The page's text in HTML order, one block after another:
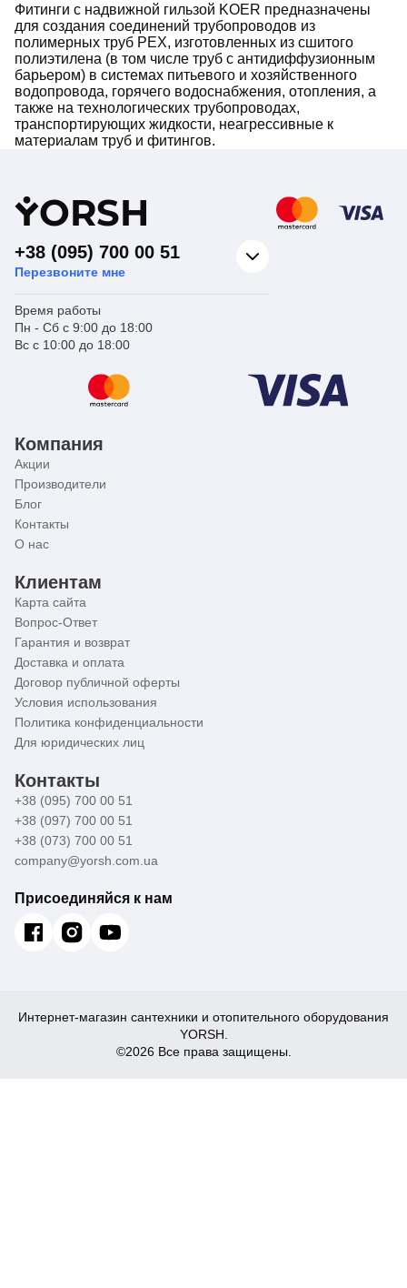
Фитинги с надвижной гильзой KOER предназначены
для создания соединений трубопроводов из
полимерных труб PEX, изготовленных из сшитого
полиэтилена (в том числе труб с антидиффузионным
барьером) в системах питьевого и хозяйственного
водопровода, горячего водоснабжения, отопления, а
также на технологических трубопроводах,
транспортирующих жидкости, неагрессивные к
материалам труб и фитингов.
YORSH
+38 (095) 700 00 51
Перезвоните мне
Время работы
Пн - Сб с 9:00 до 18:00
Вс с 10:00 до 18:00
Компания
Акции
Производители
Блог
Контакты
О нас
Клиентам
Карта сайта
Вопрос-Ответ
Гарантия и возврат
Доставка и оплата
Договор публичной оферты
Условия использования
Политика конфиденциальности
Для юридических лиц
Контакты
+38 (095) 700 00 51
+38 (097) 700 00 51
+38 (073) 700 00 51
company@yorsh.com.ua
Присоединяйся к нам
Интернет-магазин сантехники и отопительного оборудования
YORSH.
©2026 Все права защищены.